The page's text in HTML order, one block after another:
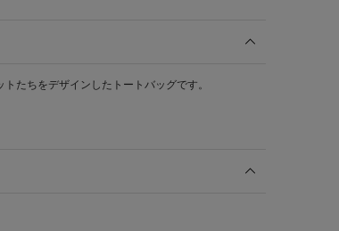
たちをデザインしたトートバッグです。